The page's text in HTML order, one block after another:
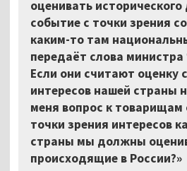
оценивать
событие с точки зрения
каким-то там
передаёт слова министра
Если они считают оценку
интересов нашей страны
меня вопрос к товарищам
точки зрения интересов
страны мы должны
происходящие в России?»